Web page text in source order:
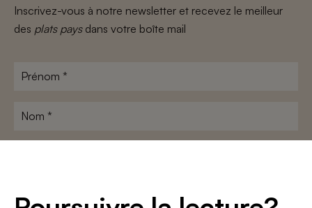
Inscrivez-vous à notre newsletter et recevez le meilleur
des plats paysdans votre boîte mail
Prénom
Nom